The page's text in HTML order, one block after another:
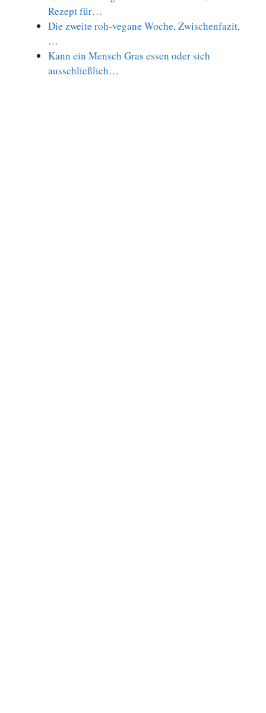
Rezept für…
Die zweite roh-vegane Woche, Zwischenfazit,
…
Kann ein Mensch Gras essen oder sich
ausschließlich…